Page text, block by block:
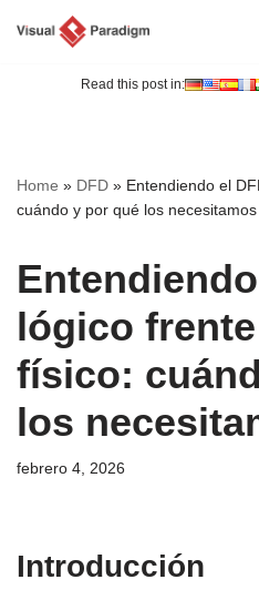
Read this post in:
Home » DFD » Entendiendo el
cuándo y por qué los necesitamos
lógico
físico:
los
febrero 4, 2026
Introducción